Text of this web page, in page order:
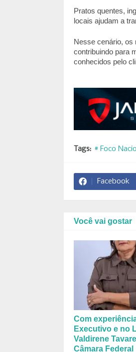
Pratos quentes,
locais ajudam a
Nesse cenário, os
contribuindo para
conhecidos pelo
Tags: # Foco
Facebook
Você vai gostar
Com
Executivo e no
Valdirene
Câmara Federal